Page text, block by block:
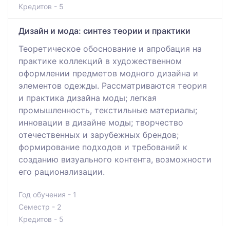
Кредитов - 5
Дизайн и мода: синтез теории и практики
Теоретическое обоснование и апробация на
практике коллекций в художественном
оформлении предметов модного дизайна и
элементов одежды. Рассматриваются теория
и практика дизайна моды; легкая
промышленность, текстильные материалы;
инновации в дизайне моды; творчество
отечественных и зарубежных брендов;
формирование подходов и требований к
созданию визуального контента, возможности
его рационализации.
Год обучения - 1
Семестр - 2
Кредитов - 5